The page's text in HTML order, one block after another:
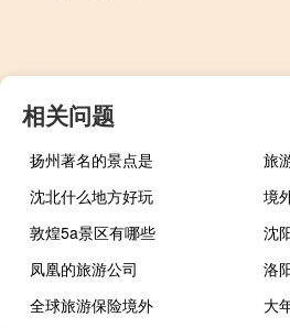
相关问题
扬州著名的景点是
旅
沈北什么地方好玩
境
敦煌5a景区有哪些
沈
凤凰的旅游公司
洛
全球旅游保险境外
大